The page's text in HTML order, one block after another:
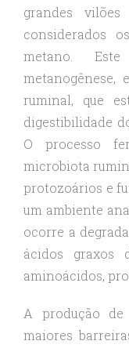
grandes
considerados
metano.
metanogênese,
ruminal, que
digestibilidade
O processo
microbiota
protozoários e
um ambiente
ocorre a
ácidos graxos
aminoácidos,
A produção
maiores